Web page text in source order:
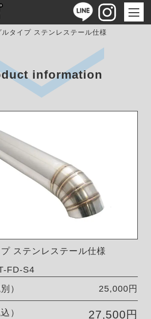
ルタイプ ステンレステール仕様
information
ステンレステール仕様
FD-S4
）
25,000円
） 27,500円